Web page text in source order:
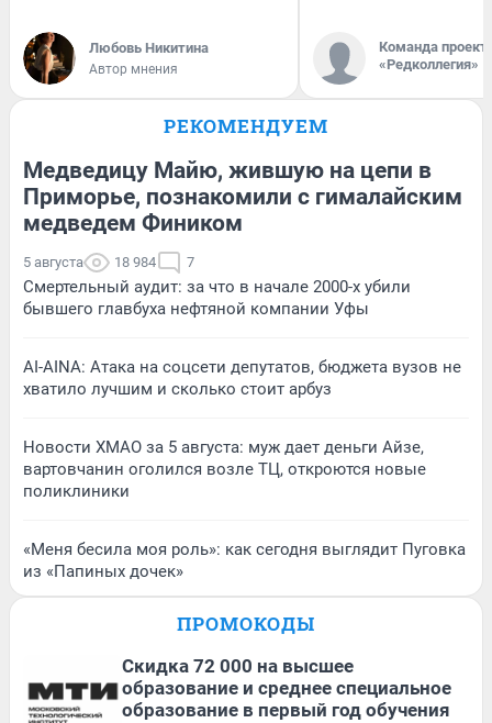
Любовь Никитина
Автор мнения
Команда
«Редколлегия»
РЕКОМЕНДУЕМ
Медведицу Майю, жившую на цепи в
Приморье, познакомили с гималайским
медведем Фиником
5 августа 18 984 7
Смертельный аудит: за что в начале 2000-х убили
бывшего главбуха нефтяной компании Уфы
AI-AINA: Атака на соцсети депутатов, бюджета вузов не
хватило лучшим и сколько стоит арбуз
Новости ХМАО за 5 августа: муж дает деньги Айзе,
вартовчанин оголился возле ТЦ, откроются новые
поликлиники
«Меня бесила моя роль»: как сегодня выглядит Пуговка
из «Папиных дочек»
ПРОМОКОДЫ
Скидка 72 000 на высшее
образование и среднее специальное
образование в первый год обучения